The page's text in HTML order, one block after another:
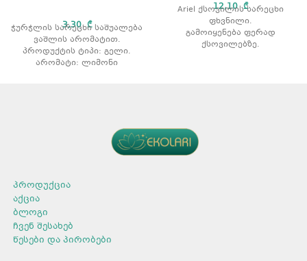
3,30₾
ჭურჭლის სარეცხი საშუალება
ვაშლის არომატით.
პროდუქტის ტიპი: გელი.
არომატი: ლიმონი
12,10₾
Ariel ქსოვილის სარეცხი
ფხვნილი.
გამოიყენება ფერად
ქსოვილებზე.
პროდუქცია
აქცია
ბლოგი
ჩვენ შესახებ
წესები და პირობები